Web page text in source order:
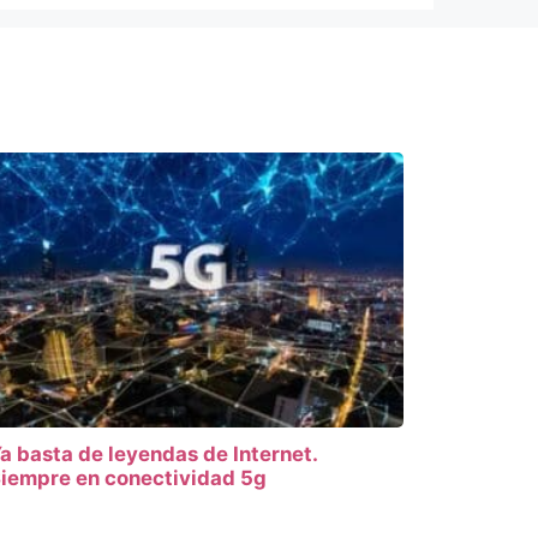
basta de leyendas de Internet.
en conectividad 5g